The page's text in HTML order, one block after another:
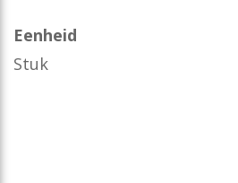
Eenheid
Stuk